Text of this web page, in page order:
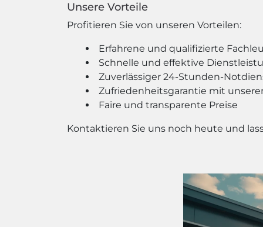
Unsere Vorteile
Profitieren Sie von unseren Vorteilen:
Erfahrene und qualifizierte
Schnelle und effektive
Zuverlässiger 24-Stunden-
Zufriedenheitsgarantie mit
Faire und transparente Preise
Kontaktieren Sie uns noch heute und